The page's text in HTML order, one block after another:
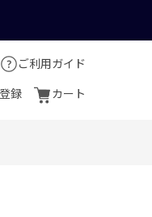
ご利用ガイド
録 カート